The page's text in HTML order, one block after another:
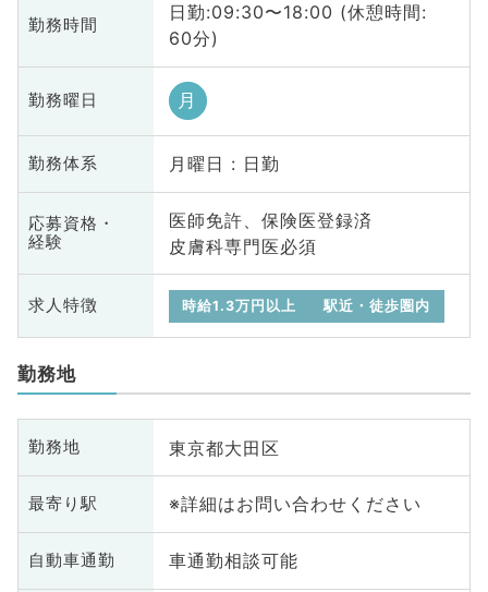
勤務時間
日勤:09:30〜18:00 (休憩時間:
60分)
勤務曜日 月
勤務体系 月曜日 : 日勤
応募資格・
経験
医師免許、保険医登録済
皮膚科専門医必須
求人特徴 時給1.3万円以上 駅近・徒歩圏内
勤務地
勤務地 東京都大田区
最寄り駅 ※詳細はお問い合わせください
自動車通勤 車通勤相談可能